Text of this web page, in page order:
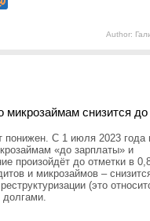
Author:
микрозаймам снизится до
понижен. С 1 июля 2023 года
«до зарплаты» и
произойдёт до отметки в
и микрозаймов –
(это
долгами.